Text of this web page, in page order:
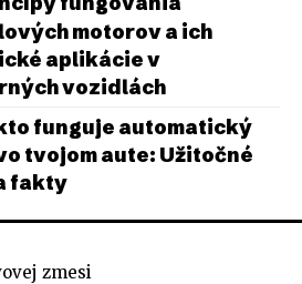
motorov a ich
aplikácie v
vozidlách
funguje automatický
tvojom aute: Užitočné
fakty
zmesi